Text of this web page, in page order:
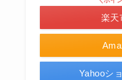
楽天
Yahooシ